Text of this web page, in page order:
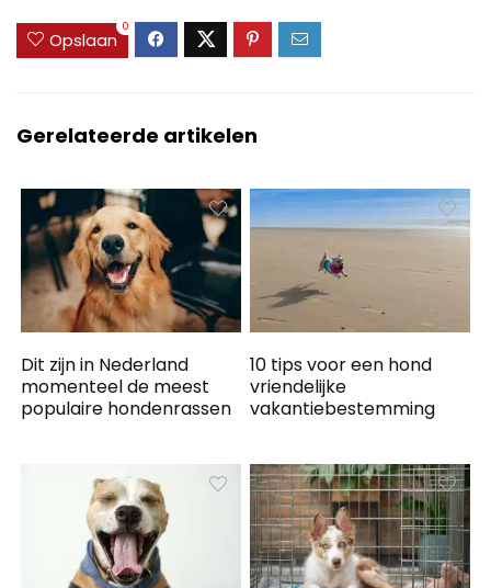
Opslaan
0
Gerelateerde artikelen
Dit zijn in Nederland
momenteel de meest
populaire hondenrassen
10 tips voor een hond
vriendelijke
vakantiebestemming